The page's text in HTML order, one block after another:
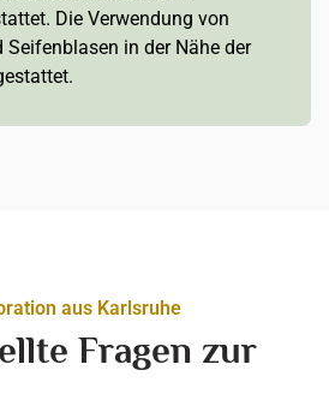
Die Verwendung von
Seifenblasen in der Nähe der
aus Karlsruhe
Fragen zur